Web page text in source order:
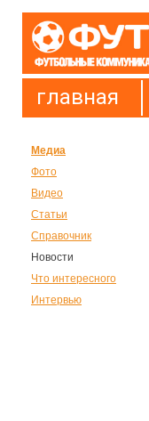
главная
Медиа
Фото
Видео
Статьи
Справочник
Новости
Что интересного
Интервью